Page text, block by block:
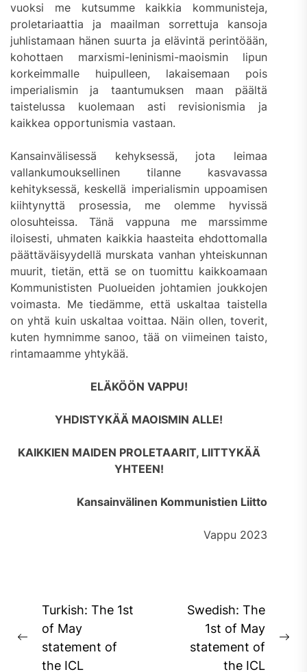
vuoksi me kutsumme kaikkia kommunisteja,
proletariaattia ja maailman sorrettuja kansoja
juhlistamaan hänen suurta ja elävintä perintöään,
kohottaen marxismi-leninismi-maoismin lipun
korkeimmalle huipulleen, lakaisemaan pois
imperialismin ja taantumuksen maan päältä
taistelussa kuolemaan asti revisionismia ja
kaikkea opportunismia vastaan.
Kansainvälisessä kehyksessä, jota leimaa
vallankumouksellinen tilanne kasvavassa
kehityksessä, keskellä imperialismin uppoamisen
kiihtynyttä prosessia, me olemme hyvissä
olosuhteissa. Tänä vappuna me marssimme
iloisesti, uhmaten kaikkia haasteita ehdottomalla
päättäväisyydellä murskata vanhan yhteiskunnan
muurit, tietän, että se on tuomittu kaikkoamaan
Kommunististen Puolueiden johtamien joukkojen
voimasta. Me tiedämme, että uskaltaa taistella
on yhtä kuin uskaltaa voittaa. Näin ollen, toverit,
kuten hymnimme sanoo, tää on viimeinen taisto,
rintamaamme yhtykää.
ELÄKÖÖN VAPPU!
YHDISTYKÄÄ MAOISMIN ALLE!
KAIKKIEN MAIDEN PROLETAARIT, LIITTYKÄÄ
YHTEEN!
Kansainvälinen Kommunistien Liitto
Vappu 2023
Post
navigation
Previous
post:
Turkish: The 1st
of May
statement of
the ICL
Swedish: The
1st of May
statement of
the ICL